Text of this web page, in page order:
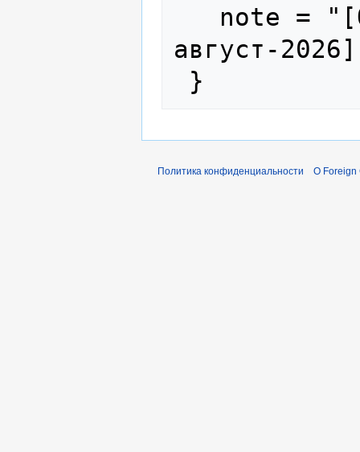
август-
Политика конфиденциальности О Foreign